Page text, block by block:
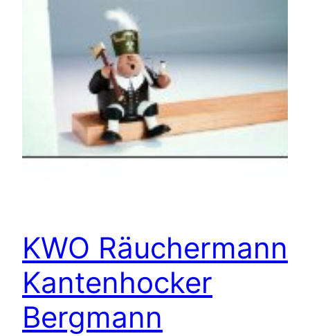
KWO Räuchermann
Kantenhocker
Bergmann